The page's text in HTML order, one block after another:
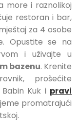
more i raznolikoj
restoran i bar,
za 4 osobe
Opustite se na
i uživajte u
bazenu. Krenite
prošećite
Kuk i pravi
promatrajući